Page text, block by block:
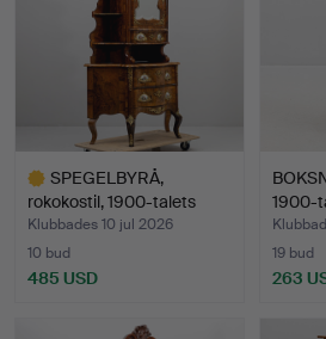
SPEGELBYRÅ,
rokokostil, 1900-talets
första…
Klubbades 10 jul 2026
10 bud
485 USD
1900-
19 bud
263